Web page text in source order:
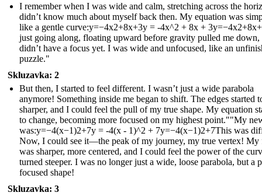
I remember when I was wide and calm, stretching across the
didn’t know much about myself back then. My equation was
like a gentle curve:y=−4x2+8x+3y = -4x^2 + 8x +
just going along, floating upward before gravity pulled me down,
didn’t have a focus yet. I was wide and unfocused, like an
puzzle."
Skluzavka: 2
But then, I started to feel different. I wasn’t just a wide parabola
anymore! Something inside me began to shift. The edges started
sharper, and I could feel the pull of my true shape. My equation
to change, becoming more focused on my highest point.""My
was:y=−4(x−1)2+7y = -4(x - 1)^2 + 7y=−4(x−1)2+7This was
Now, I could see it—the peak of my journey, my true vertex! My
was sharper, more centered, and I could feel the power of the
turned steeper. I was no longer just a wide, loose parabola, but a
focused shape!
Skluzavka: 3